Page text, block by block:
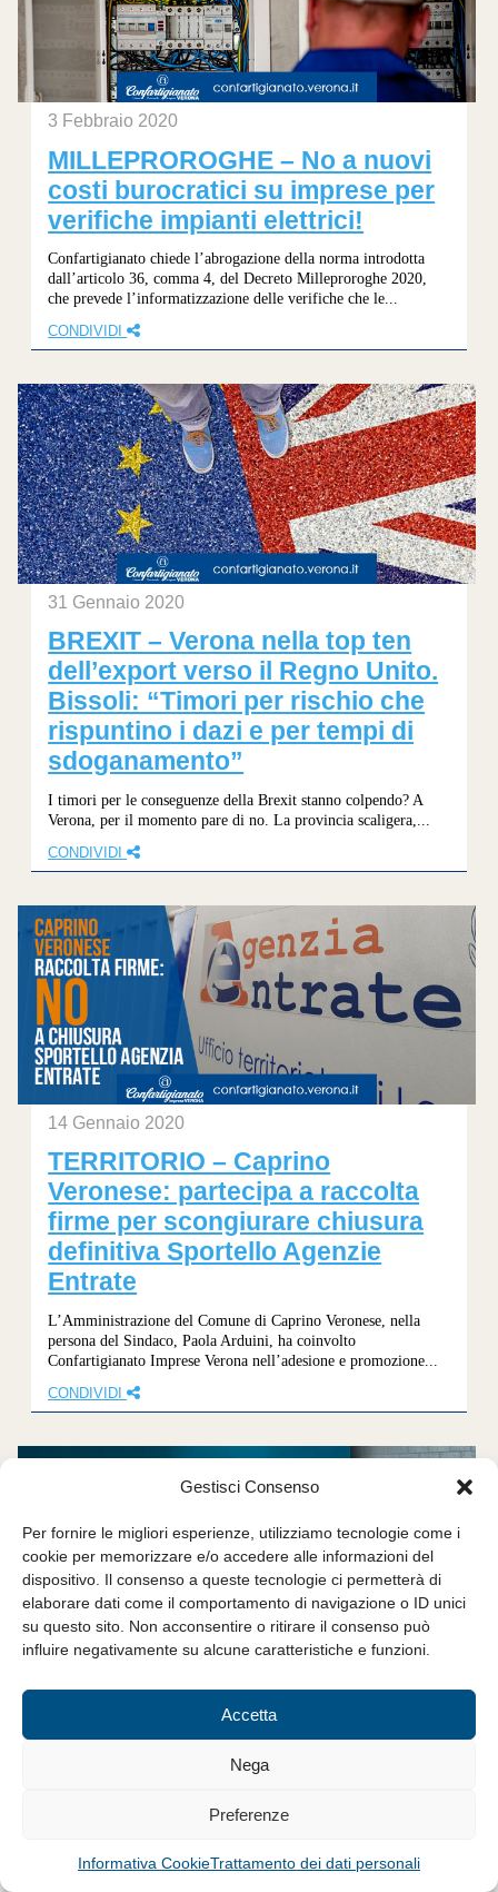
Gestisci Consenso
Per fornire le migliori esperienze, utilizziamo tecnologie come i
cookie per memorizzare e/o accedere alle informazioni del
dispositivo. Il consenso a queste tecnologie ci permetterà di
elaborare dati come il comportamento di navigazione o ID unici
su questo sito. Non acconsentire o ritirare il consenso può
influire negativamente su alcune caratteristiche e funzioni.
Accetta
Nega
Preferenze
Informativa CookieTrattamento dei dati personali
3 Febbraio 2020
MILLEPROROGHE – No a nuovi
costi burocratici su imprese per
verifiche impianti elettrici!
Confartigianato chiede l’abrogazione della norma introdotta
dall’articolo 36, comma 4, del Decreto Milleproroghe 2020,
che prevede l’informatizzazione delle verifiche che le...
CONDIVIDI
31 Gennaio 2020
BREXIT – Verona nella top ten
dell’export verso il Regno Unito.
Bissoli: “Timori per rischio che
rispuntino i dazi e per tempi di
sdoganamento”
I timori per le conseguenze della Brexit stanno colpendo? A
Verona, per il momento pare di no. La provincia scaligera,...
CONDIVIDI
14 Gennaio 2020
TERRITORIO – Caprino
Veronese: partecipa a raccolta
firme per scongiurare chiusura
definitiva Sportello Agenzie
Entrate
L’Amministrazione del Comune di Caprino Veronese, nella
persona del Sindaco, Paola Arduini, ha coinvolto
Confartigianato Imprese Verona nell’adesione e promozione...
CONDIVIDI
12 Dicembre 2019
TELETHON – Confartigianato al
fianco di Telethon, gli artigiani in
campo per la ricerca scientifica
sostenere la ricerca scientifica e la campagna di raccolta fondi
CONDIVIDI